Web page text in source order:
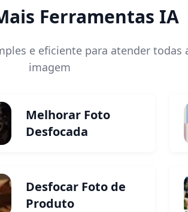
Ferramentas IA
e eficiente para atender todas
imagem
Melhorar Foto
Desfocada
Desfocar Foto de
Produto